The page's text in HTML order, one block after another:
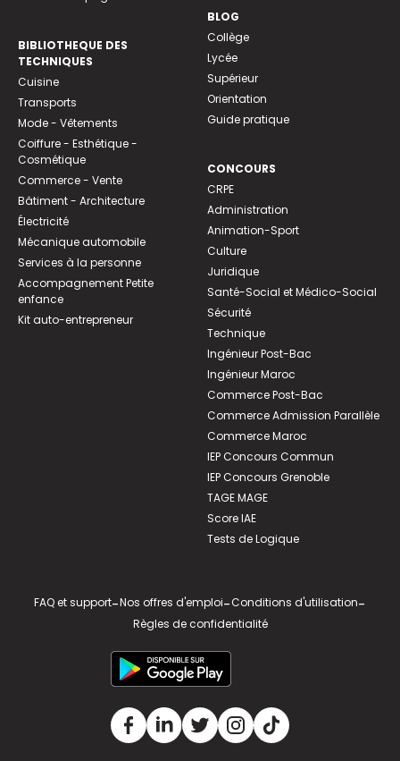
BIBLIOTHEQUE DES
TECHNIQUES
Cuisine
Transports
Mode - Vêtements
Coiffure - Esthétique -
Cosmétique
Commerce - Vente
Bâtiment - Architecture
Électricité
Mécanique automobile
Services à la personne
Accompagnement Petite
enfance
Kit auto-entrepreneur
BLOG
Collège
Lycée
Supérieur
Orientation
Guide pratique
CONCOURS
CRPE
Administration
Animation-Sport
Culture
Juridique
Santé-Social et Médico-Social
Sécurité
Technique
Ingénieur Post-Bac
Ingénieur Maroc
Commerce Post-Bac
Commerce Admission Parallèle
Commerce Maroc
IEP Concours Commun
IEP Concours Grenoble
TAGE MAGE
Score IAE
Tests de Logique
FAQ et support-Nos offres d'emploi-Conditions d'utilisation-
Règles de confidentialité